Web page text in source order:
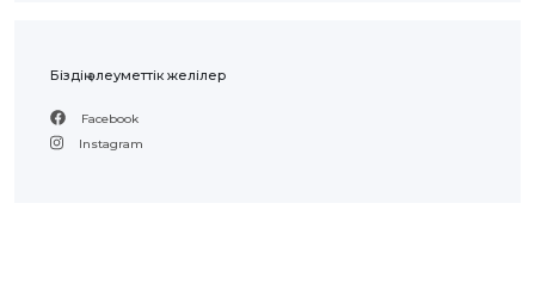
Біздің әлеуметтік желілер
Facebook
Instagram